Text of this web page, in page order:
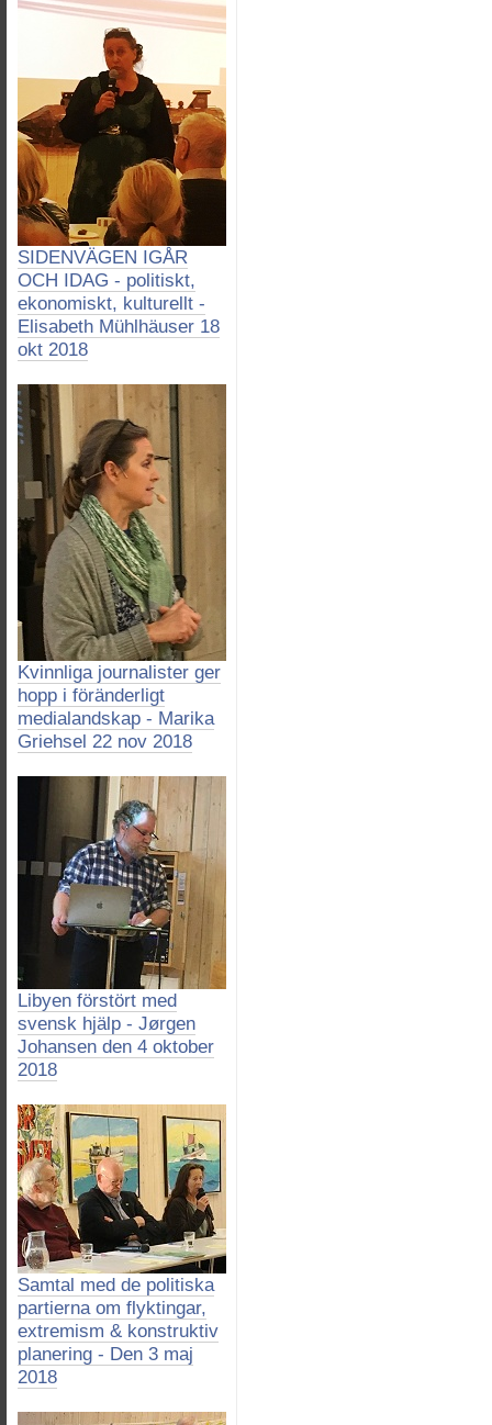
SIDENVÄGEN IGÅR
OCH IDAG - politiskt,
ekonomiskt, kulturellt -
Elisabeth Mühlhäuser 18
okt 2018
Kvinnliga journalister ger
hopp i föränderligt
medialandskap - Marika
Griehsel 22 nov 2018
Libyen förstört med
svensk hjälp - Jørgen
Johansen den 4 oktober
2018
Samtal med de politiska
partierna om flyktingar,
extremism & konstruktiv
planering - Den 3 maj
2018